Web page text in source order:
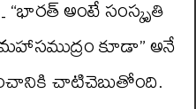
అంటే సంస్కృతి
కూడా” అనే
చాటిచెబుతోంది.